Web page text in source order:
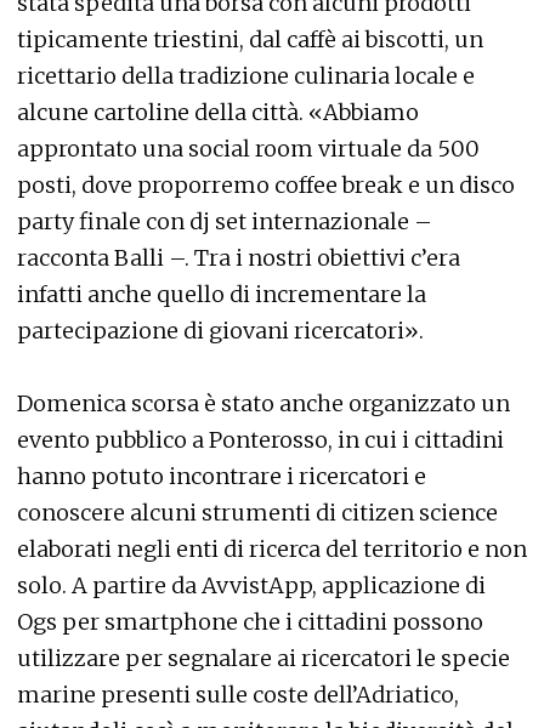
tipicamente triestini, dal caffè ai biscotti, un
ricettario della tradizione culinaria locale e
alcune cartoline della città. «Abbiamo
approntato una social room virtuale da 500
posti, dove proporremo coffee break e un disco
party finale con dj set internazionale –
racconta Balli –. Tra i nostri obiettivi c’era
infatti anche quello di incrementare la
partecipazione di giovani ricercatori».
Domenica scorsa è stato anche organizzato un
evento pubblico a Ponterosso, in cui i cittadini
hanno potuto incontrare i ricercatori e
conoscere alcuni strumenti di citizen science
elaborati negli enti di ricerca del territorio e non
solo. A partire da AvvistApp, applicazione di
Ogs per smartphone che i cittadini possono
utilizzare per segnalare ai ricercatori le specie
marine presenti sulle coste dell’Adriatico,